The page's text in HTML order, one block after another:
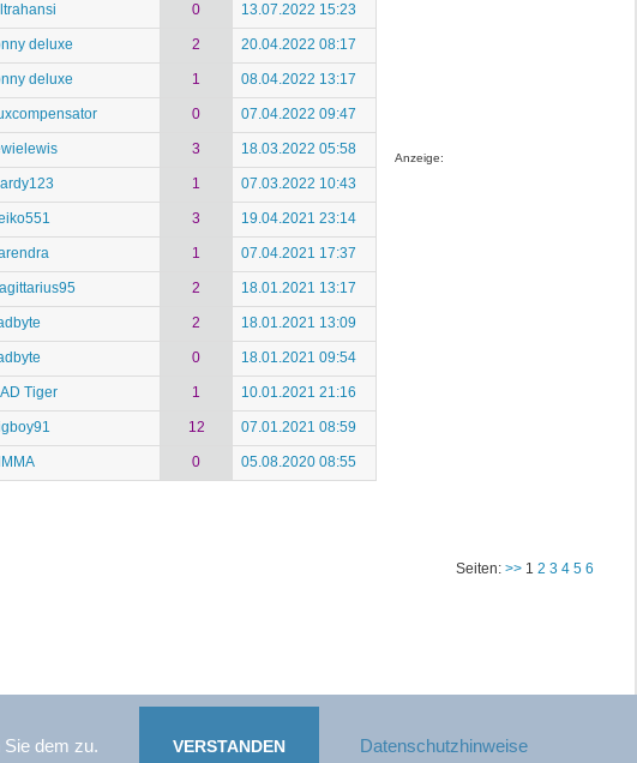
0 13.07.2022 15:23
deluxe 2 20.04.2022 08:17
deluxe 1 08.04.2022 13:17
0 07.04.2022 09:47
3 18.03.2022 05:58
1 07.03.2022 10:43
3 19.04.2021 23:14
1 07.04.2021 17:37
2 18.01.2021 13:17
2 18.01.2021 13:09
0 18.01.2021 09:54
Tiger 1 10.01.2021 21:16
12 07.01.2021 08:59
0 05.08.2020 08:55
Anzeige:
Seiten: >> 1 2 3 4 5 6
dem zu. VERSTANDEN Datenschutzhinweise